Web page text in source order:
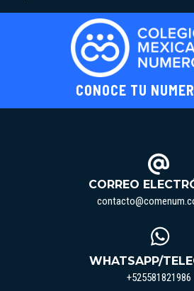
CONOCE TU
CORREO
WHATSAPP/
+525581821986